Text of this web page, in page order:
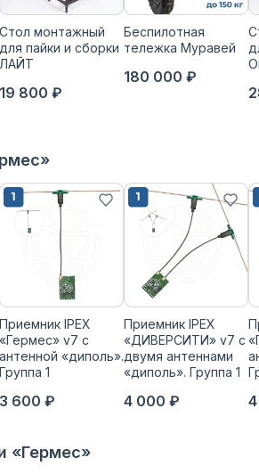
Стол монтажный
для пайки и сборки
ЛАЙТ
19 800 ₽
Беспилотная
тележка Муравей
180 000 ₽
Приемник IPEX
«Гермес» v7 с
антенной «диполь».
Группа 1
3 600 ₽
Приемник IPEX
«ДИВЕРСИТИ» v7 с
двумя антеннами
«диполь». Группа 1
4 000 ₽
«Гермес»